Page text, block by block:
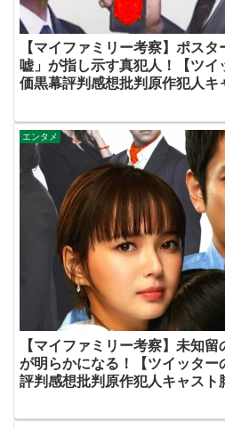
【マイファミリー考察】ポス
嘘」が指し示す真犯人！【ツ
価黒幕評判感想批判原作犯人キ
エンタメ
【マイファミリー考察】未知留
が明らかになる！【ツイッター
評判感想批判原作犯人キャスト